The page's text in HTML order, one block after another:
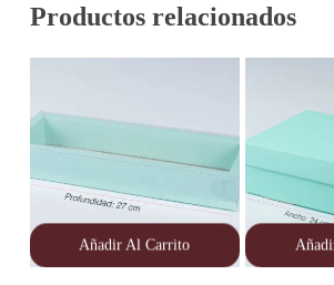
Productos relacionados
Añadir Al Carrito